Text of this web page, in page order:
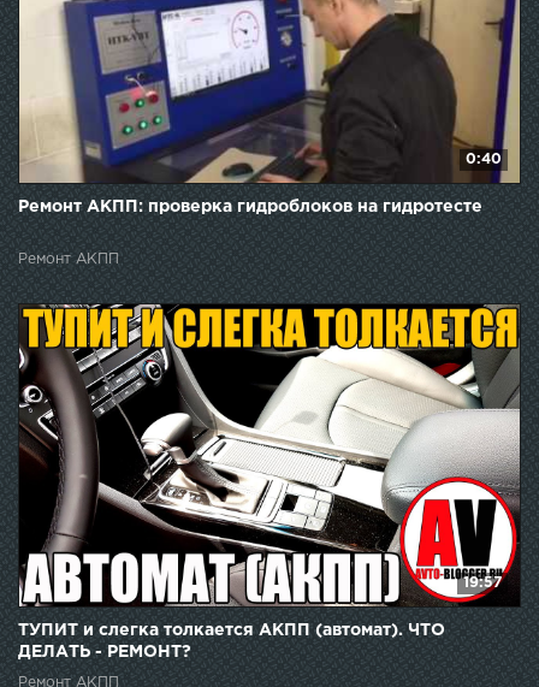
0:40
Ремонт АКПП: проверка гидроблоков на гидротесте
Ремонт АКПП
19:57
ТУПИТ и слегка толкается АКПП (автомат). ЧТО
ДЕЛАТЬ - РЕМОНТ?
Ремонт АКПП